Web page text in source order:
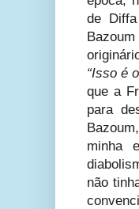
de
“Isso é
que a
para
minha
não